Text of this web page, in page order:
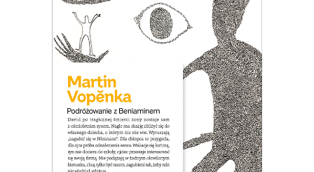
David po śmierci żony zostaje sam z
ośmioletnim synem. Nagle jest wolny,
czuje, że nic go nie trzyma w Pradze i
ma okazję zbliżyć się do własnego
dziecka, o którym nic nie wie. Wpada na
pomysł, że wyruszą razem „zagubić się
w Nieznane”…
40.00zł 26.00zł